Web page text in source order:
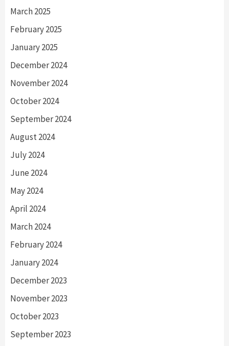
March 2025
February 2025
January 2025
December 2024
November 2024
October 2024
September 2024
August 2024
July 2024
June 2024
May 2024
April 2024
March 2024
February 2024
January 2024
December 2023
November 2023
October 2023
September 2023